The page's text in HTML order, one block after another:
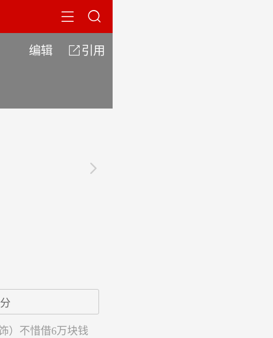
 
编辑  引用

）不惜借6万块钱